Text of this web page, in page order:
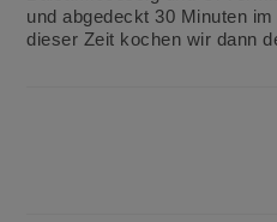
und abgedeckt 30 Minuten
dieser Zeit kochen wir dann